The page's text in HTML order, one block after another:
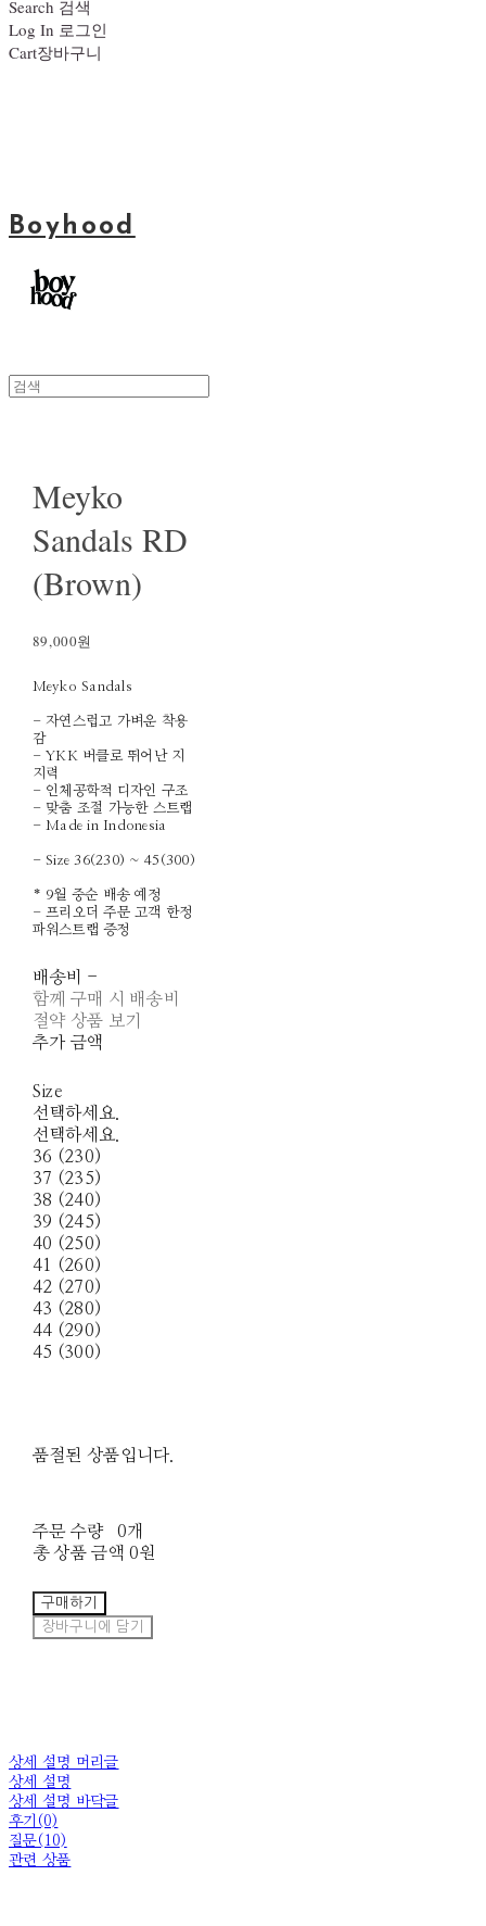
Search 검색
Log In 로그인
Cart장바구니
Boyhood
Meyko
Sandals RD
(Brown)
89,000원
Meyko Sandals
- 자연스럽고 가벼운 착용
감
- YKK 버클로 뛰어난 지
지력
- 인체공학적 디자인 구조
- 맞춤 조절 가능한 스트랩
- Made in Indonesia
- Size 36(230) ~ 45(300)
* 9월 중순 배송 예정
- 프리오더 주문 고객 한정
파워스트랩 증정
배송비 -
함께 구매 시 배송비
절약 상품 보기
추가 금액
Size
선택하세요.
선택하세요.
36 (230)
37 (235)
38 (240)
39 (245)
40 (250)
41 (260)
42 (270)
43 (280)
44 (290)
45 (300)
품절된 상품입니다.
주문 수량
0개
총 상품 금액 0원
구매하기
장바구니에 담기
상세 설명 머리글
상세 설명
상세 설명 바닥글
후기(0)
질문(10)
관련 상품